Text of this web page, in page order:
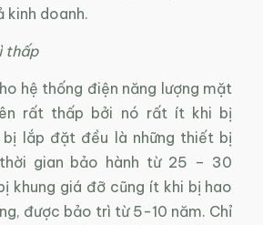
kinh doanh.
thấp
hệ thống điện năng lượng mặt
rất thấp bởi nó rất ít khi bị
lắp đặt đều là những thiết bị
gian bảo hành từ 25 – 30
khung giá đỡ cũng ít khi bị hao
được bảo trì từ 5-10 năm. Chỉ